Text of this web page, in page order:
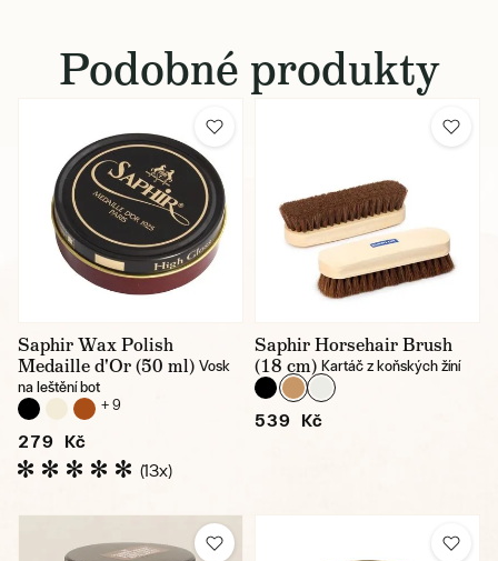
Podobné produkty
Saphir Wax Polish
Medaille d'Or (50 ml) Vosk
na leštění bot
+ 9
279 Kč
(13x)
Saphir Horsehair Brush
(18 cm) Kartáč z koňských žíní
539 Kč